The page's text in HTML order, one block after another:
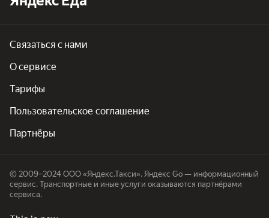
Связаться с нами
О сервисе
Тарифы
Пользовательское соглашение
Партнёры
© 2009–2024 ООО «Яндекс.Такси». Яндекс Go — информационный
сервис. Транспортные и иные услуги оказываются партнёрами
сервиса.